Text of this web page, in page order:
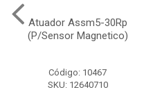
Atuador Assm5-30Rp
(P/Sensor Magnetico)
Código: 10467
SKU: 12640710